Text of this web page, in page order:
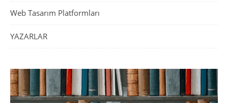
Web Tasarım Platformları
YAZARLAR